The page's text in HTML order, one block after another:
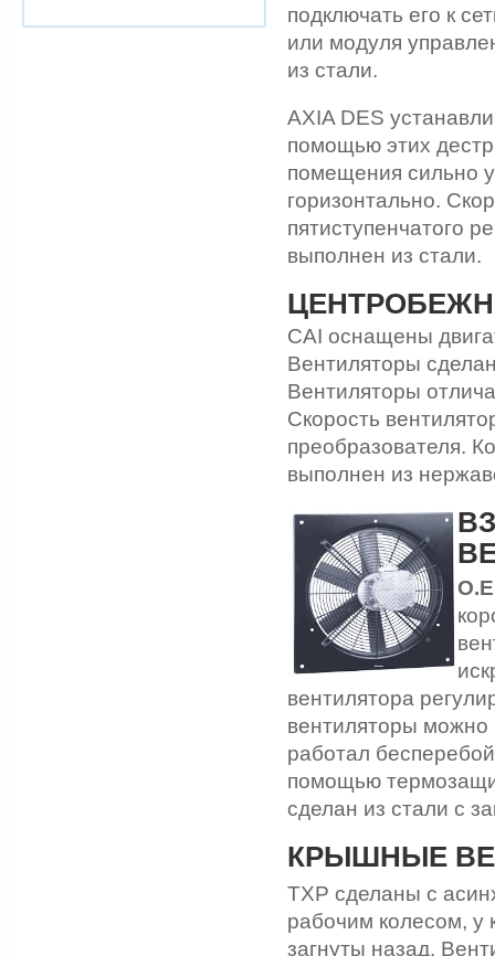
подключать его к
или модуля
из стали.
AXIA DES
помощью этих
помещения сильно
горизонтально.
пятиступенчатого
выполнен из стали.
CAI оснащены
Вентиляторы
Вентиляторы
Скорость
преобразователя.
выполнен из
вентилятора
вентиляторы
работал
помощью
сделан из стали с
КРЫШНЫЕ
TXP сделаны с
рабочим колесом, у
загнуты назад.